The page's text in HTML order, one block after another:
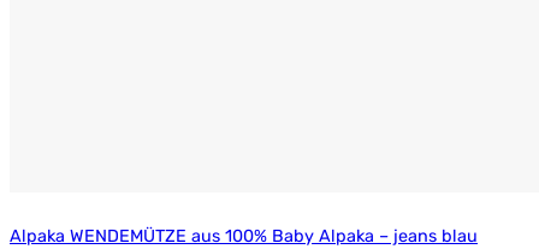
Alpaka WENDEMÜTZE aus 100% Baby Alpaka – jeans blau